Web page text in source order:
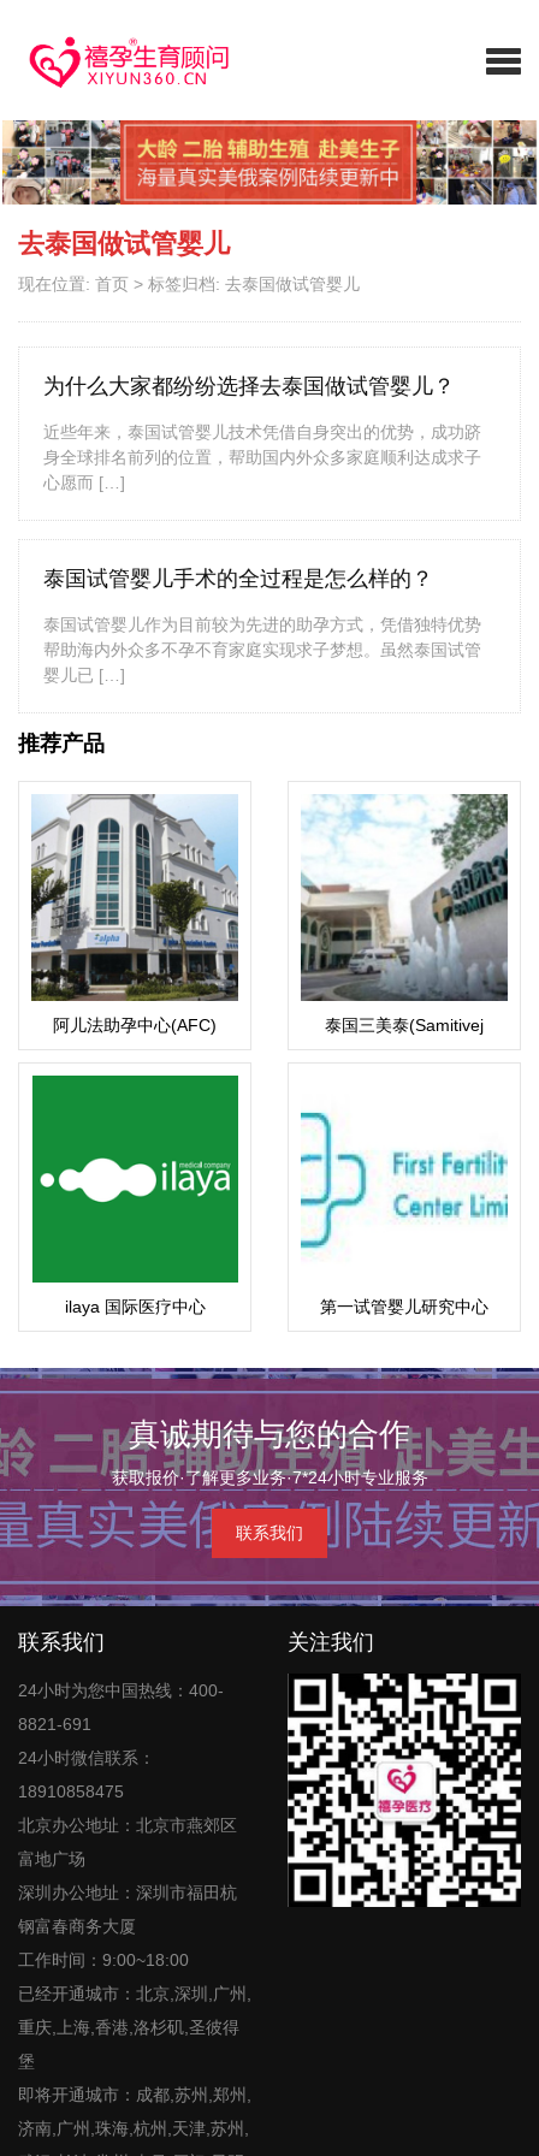
去泰国做试管婴儿
现在位置: 首页 > 标签归档: 去泰国做试管婴儿
为什么大家都纷纷选择去泰国做试管婴儿？
近些年来，泰国试管婴儿技术凭借自身突出的优势，成功跻
身全球排名前列的位置，帮助国内外众多家庭顺利达成求子
心愿而 […]
泰国试管婴儿手术的全过程是怎么样的？
泰国试管婴儿作为目前较为先进的助孕方式，凭借独特优势
帮助海内外众多不孕不育家庭实现求子梦想。虽然泰国试管
婴儿已 […]
推荐产品
阿儿法助孕中心(AFC)
泰国三美泰(Samitivej
Hospital)
ilaya 国际医疗中心 第一试管婴儿研究中心
真诚期待与您的合作
获取报价·了解更多业务·7*24小时专业服务
联系我们
联系我们
24小时为您中国热线：400-
8821-691
24小时微信联系：
18910858475
北京办公地址：北京市燕郊区
富地广场
深圳办公地址：深圳市福田杭
钢富春商务大厦
工作时间：9:00~18:00
已经开通城市：北京,深圳,广州,
重庆,上海,香港,洛杉矶,圣彼得
堡
即将开通城市：成都,苏州,郑州,
济南,广州,珠海,杭州,天津,苏州,
关注我们